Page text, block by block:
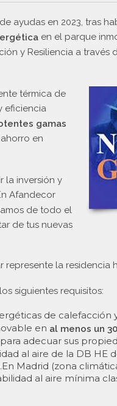
ayudas en 2023, tras
en el parque
y Resiliencia a través
térmica de
eficiencia
gamas
en
la inversión y
Afandecor
de todo el
de tus nuevas
la residencia
siguientes requisitos:
de calefacción
en al menos un
para adecuar sus
al aire de la DB HE
Madrid (zona
al aire mínima